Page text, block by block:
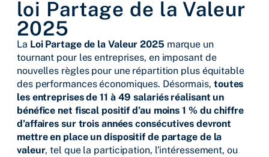
loi Partage de la Valeur
2025
La Loi Partage de la Valeur 2025 marque un
tournant pour les entreprises, en imposant de
nouvelles règles pour une répartition plus équitable
des performances économiques. Désormais, toutes
les entreprises de 11 à 49 salariés réalisant un
bénéfice net fiscal positif d’au moins 1 % du chiffre
d’affaires sur trois années consécutives devront
mettre en place un dispositif de partage de la
valeur, tel que la participation, l’intéressement, ou